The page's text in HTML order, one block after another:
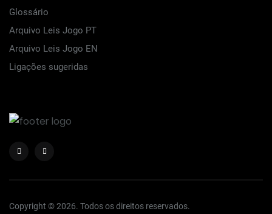
Glossário
Arquivo Leis Jogo PT
Arquivo Leis Jogo EN
Ligações sugeridas
Copyright © 2026. Todos os direitos reservados.